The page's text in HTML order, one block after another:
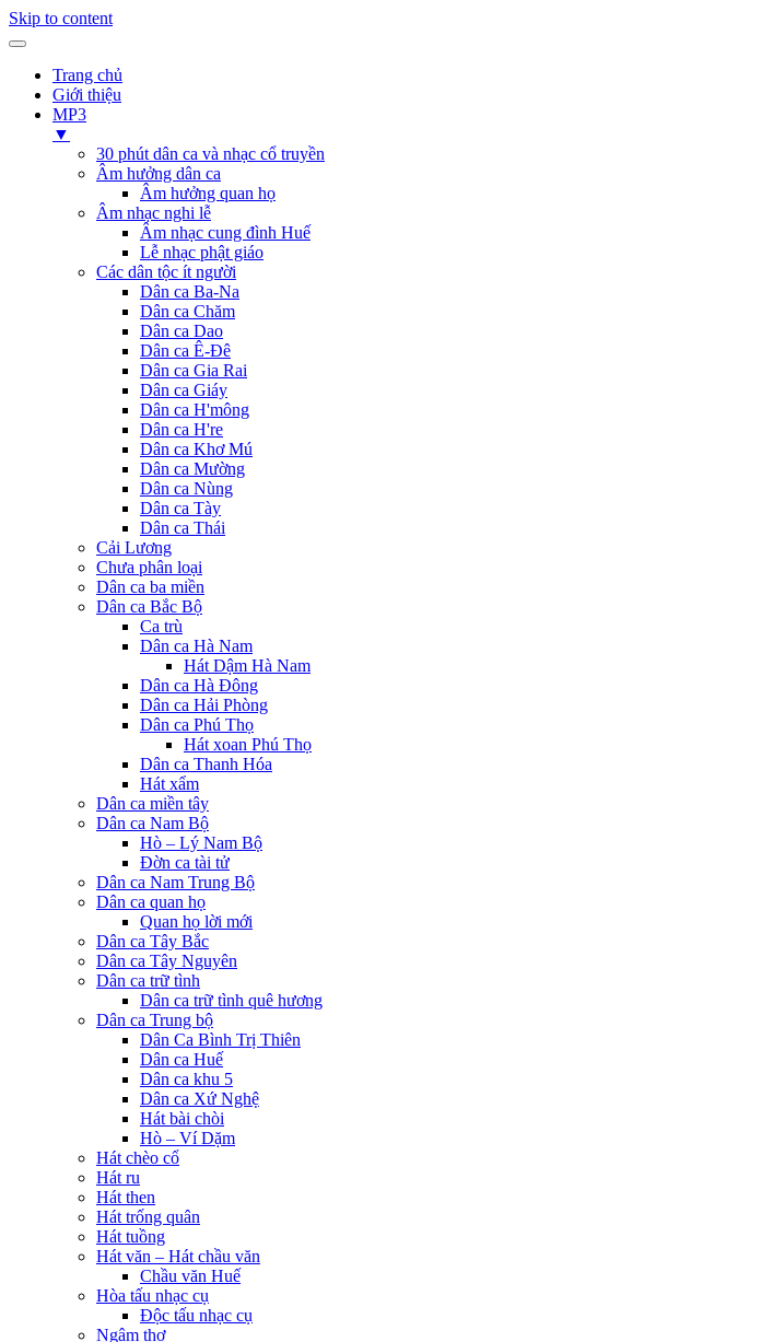
Skip to content
Trang chủ
Giới thiệu
MP3
▼
30 phút dân ca và nhạc cổ truyền
Âm hưởng dân ca
Âm hưởng quan họ
Âm nhạc nghi lễ
Âm nhạc cung đình Huế
Lễ nhạc phật giáo
Các dân tộc ít người
Dân ca Ba-Na
Dân ca Chăm
Dân ca Dao
Dân ca Ê-Đê
Dân ca Gia Rai
Dân ca Giáy
Dân ca H'mông
Dân ca H're
Dân ca Khơ Mú
Dân ca Mường
Dân ca Nùng
Dân ca Tày
Dân ca Thái
Cải Lương
Chưa phân loại
Dân ca ba miền
Dân ca Bắc Bộ
Ca trù
Dân ca Hà Nam
Hát Dậm Hà Nam
Dân ca Hà Đông
Dân ca Hải Phòng
Dân ca Phú Thọ
Hát xoan Phú Thọ
Dân ca Thanh Hóa
Hát xẩm
Dân ca miền tây
Dân ca Nam Bộ
Hò – Lý Nam Bộ
Đờn ca tài tử
Dân ca Nam Trung Bộ
Dân ca quan họ
Quan họ lời mới
Dân ca Tây Bắc
Dân ca Tây Nguyên
Dân ca trữ tình
Dân ca trữ tình quê hương
Dân ca Trung bộ
Dân Ca Bình Trị Thiên
Dân ca Huế
Dân ca khu 5
Dân ca Xứ Nghệ
Hát bài chòi
Hò – Ví Dặm
Hát chèo cổ
Hát ru
Hát then
Hát trống quân
Hát tuồng
Hát văn – Hát chầu văn
Chầu văn Huế
Hòa tấu nhạc cụ
Độc tấu nhạc cụ
Ngâm thơ